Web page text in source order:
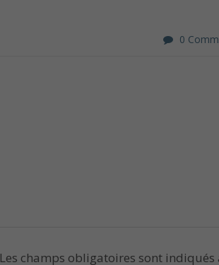
0
Les champs obligatoires sont indiqués